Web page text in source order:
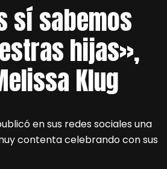
sí sabemos
hijas»,
Klug
en sus redes sociales una
contenta celebrando con sus